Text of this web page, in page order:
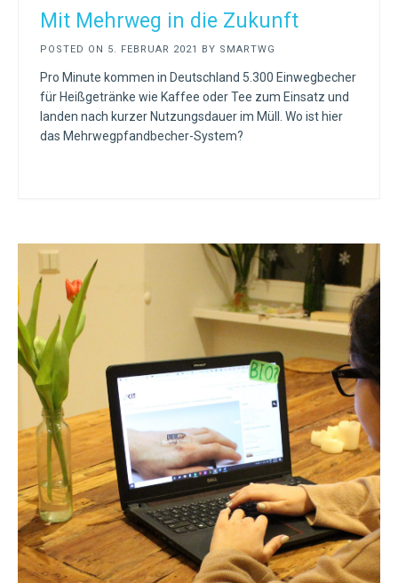
Mit Mehrweg in die Zukunft
POSTED ON 5. FEBRUAR 2021 BY SMARTWG
Pro Minute kommen in Deutschland 5.300 Einwegbecher
für Heißgetränke wie Kaffee oder Tee zum Einsatz und
landen nach kurzer Nutzungsdauer im Müll. Wo ist hier
das Mehrwegpfandbecher-System?